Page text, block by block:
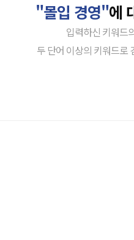
"몰입 경영"에
입력하신 키워드
두 단어 이상의 키워드로